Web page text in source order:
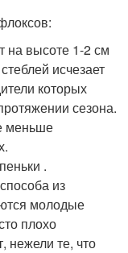
на высоте 1-2 см
исчезает
которых
сезона.
меньше
.
из
молодые
плохо
нежели те, что